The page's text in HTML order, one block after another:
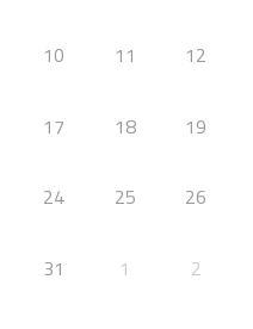
10 11 12
17 18 19
24 25 26
31 1 2